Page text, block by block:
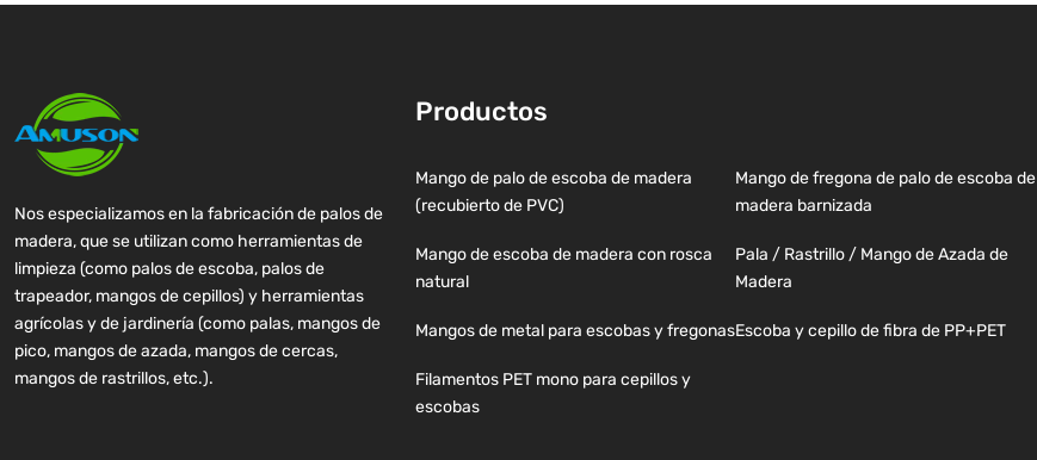
Nos especializamos en la fabricación de palos de
madera, que se utilizan como herramientas de
limpieza (como palos de escoba, palos de
trapeador, mangos de cepillos) y herramientas
agrícolas y de jardinería (como palas, mangos de
pico, mangos de azada, mangos de cercas,
mangos de rastrillos, etc.).
Productos
Mango de palo de escoba de madera
(recubierto de PVC)
Mango de fregona de palo de escoba de
madera barnizada
Mango de escoba de madera con rosca
natural
Pala / Rastrillo / Mango de Azada de
Madera
Mangos de metal para escobas y fregonasEscoba y cepillo de fibra de PP+PET
Filamentos PET mono para cepillos y
escobas